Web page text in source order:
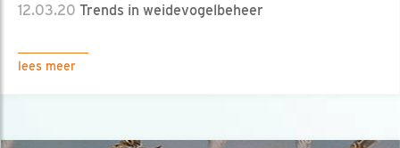
12.03.20 Trends in weidevogelbeheer
lees meer